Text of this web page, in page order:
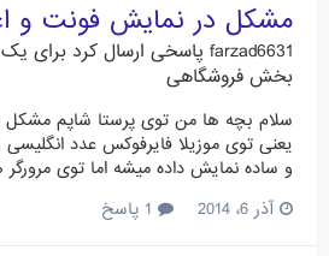
مشکل در نمایش فونت و
farzad6631 پاسخی ارسال کرد برای
بخش فروشگاهی
سلام بچه ها من توی پرستا شاپم
یعنی توی موزیلا فایرفوکس عدد
و ساده نمایش داده میشه اما توی
آذر 6، 2014